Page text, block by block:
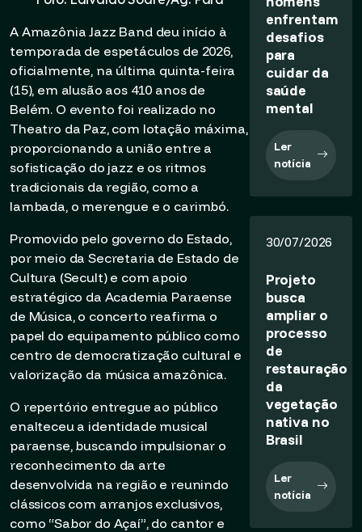
A Amazônia Jazz Band deu início à
temporada de espetáculos de 2026,
oficialmente, na última quinta-feira
(15), em alusão aos 410 anos de
Belém. O evento foi realizado no
Theatro da Paz, com lotação máxima,
proporcionando a união entre a
sofisticação do jazz e os ritmos
tradicionais da região, como a
lambada, o merengue e o carimbó.
Promovido pelo governo do Estado,
por meio da Secretaria de Estado de
Cultura (Secult) e com apoio
estratégico da Academia Paraense
de Música, o concerto reafirma o
papel do equipamento público como
centro de democratização cultural e
valorização da música amazônica.
O repertório entregue ao público
enalteceu a identidade musical
paraense, buscando impulsionar o
reconhecimento da arte
desenvolvida na região e reunindo
clássicos com arranjos exclusivos,
como “Sabor do Açaí”, do cantor e
enfrentam
desafios
para
cuidar da
saúde
mental
Ler
notícia
30/07/2026
Projeto
busca
ampliar o
processo
de
restauração
da
vegetação
nativa no
Brasil
Ler
notícia